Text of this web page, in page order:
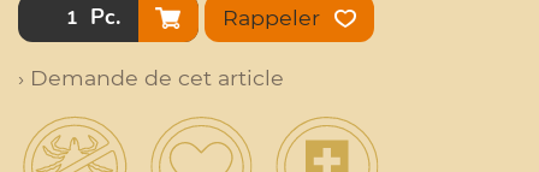
Pc. Rappeler
› Demande de cet article